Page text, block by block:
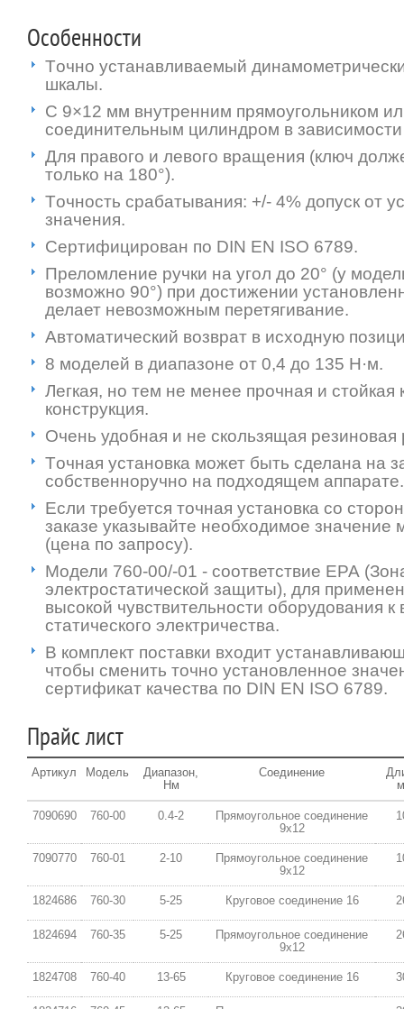
Особенности
Tочно устанавливаемый
шкалы.
C 9×12 мм внутренним прямоугольником
соединительным цилиндром в
Для правого и левого вращения (ключ
только на 180°).
Tочность срабатывания: +/- 4% допуск от
значения.
Cертифицирован по DIN EN ISO 6789.
Преломление ручки на угол до 20° (у
возможно 90°) при достижении
делает невозможным перетягивание.
Автоматический возврат в исходную
8 моделей в диапазоне от 0,4 до 135 Н·м.
Легкая, но тем не менее прочная и стойкая
конструкция.
Очень удобная и не скользящая резиновая
Tочная установка может быть сделана на
собственноручно на подходящем аппарате.
Если требуется точная установка со
заказе указывайте необходимое значение
(цена по запросу).
Модели 760-00/-01 - соответствие ЕРА
электростатической защиты), для
высокой чувствительности оборудования к
статического электричества.
В комплект поставки входит
чтобы сменить точно установленное
сертификат качества по DIN EN ISO 6789.
Прайс лист
Артикул Модель
Диапазон,
Нм
Соединение
7090690 760-00 0.4-2
Прямоугольное соединение
9х12
7090770 760-01 2-10
Прямоугольное соединение
9х12
1824686 760-30 5-25 Круговое соединение 16
1824694 760-35 5-25
Прямоугольное соединение
9х12
1824708 760-40 13-65 Круговое соединение 16